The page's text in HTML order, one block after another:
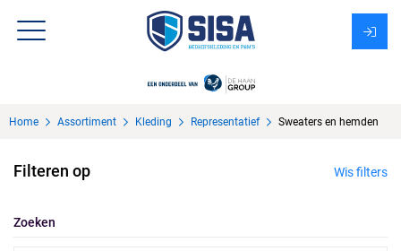
Over Sisa
KMS
Uitzendbureau?
Home Assortiment Kleding Representatief Sweaters en hemden
Filteren op Wis filters
Zoeken